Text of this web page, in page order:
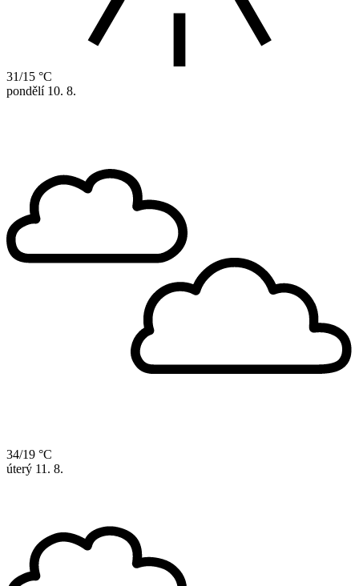
31/15 °C
pondělí 10. 8.
34/19 °C
úterý 11. 8.